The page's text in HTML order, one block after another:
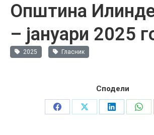
Општина
– јануари 2025
2025 Гласник
Сподели
Share
Share
Share